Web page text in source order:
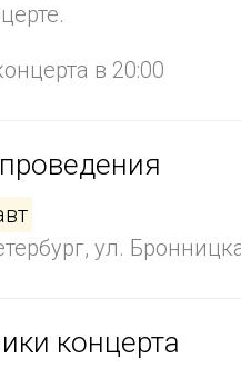
в 20:00
ул.
концерта